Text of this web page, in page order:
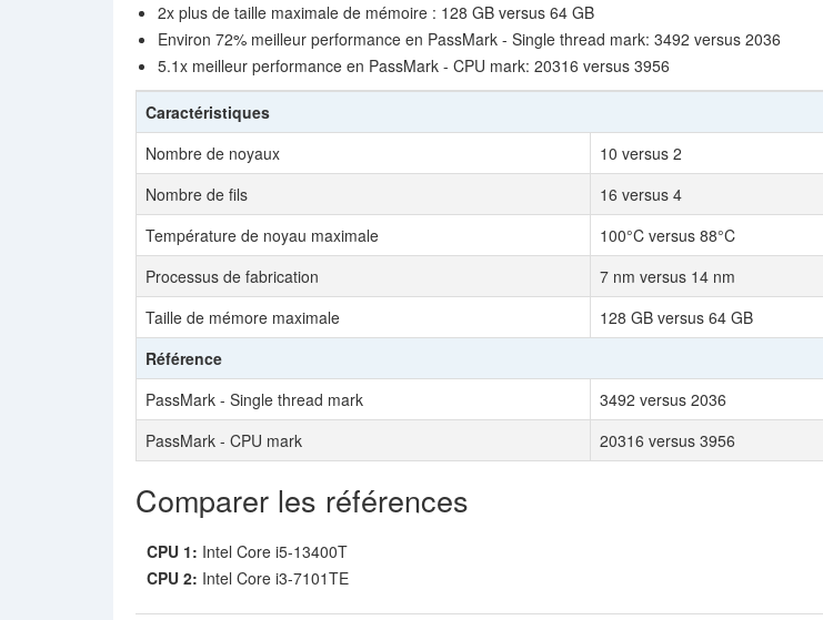
2x plus de taille maximale de mémoire : 128 GB versus 64 GB
Environ 72% meilleur performance en PassMark - Single thread mark: 3492 versus 2036
5.1x meilleur performance en PassMark - CPU mark: 20316 versus 3956
Caractéristiques
Nombre de noyaux
10 versus 2
Nombre de fils
16 versus 4
Température de noyau maximale
100°C versus 88°C
Processus de fabrication
7 nm versus 14 nm
Taille de mémore maximale
128 GB versus 64 GB
Référence
PassMark - Single thread mark
3492 versus 2036
PassMark - CPU mark
20316 versus 3956
Comparer les références
CPU 1: Intel Core i5-13400T
CPU 2: Intel Core i3-7101TE